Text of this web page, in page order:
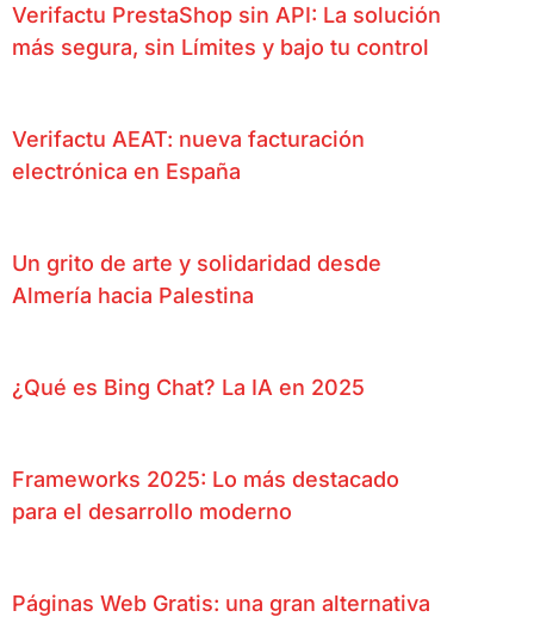
Verifactu PrestaShop sin API: La solución
más segura, sin Límites y bajo tu control
Verifactu AEAT: nueva facturación
electrónica en España
Un grito de arte y solidaridad desde
Almería hacia Palestina
¿Qué es Bing Chat? La IA en 2025
Frameworks 2025: Lo más destacado
para el desarrollo moderno
Páginas Web Gratis: una gran alternativa